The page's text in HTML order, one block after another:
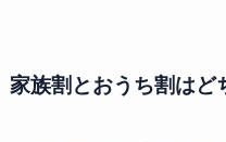
家族割とおうち割はど